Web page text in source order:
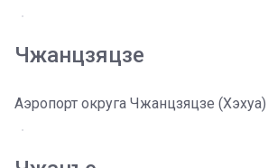
Чжанцзяцзе
Аэропорт округа Чжанцзяцзе (Хэхуа)